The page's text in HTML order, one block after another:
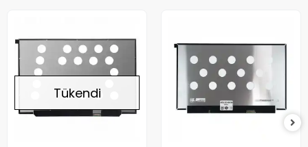
Tükendi